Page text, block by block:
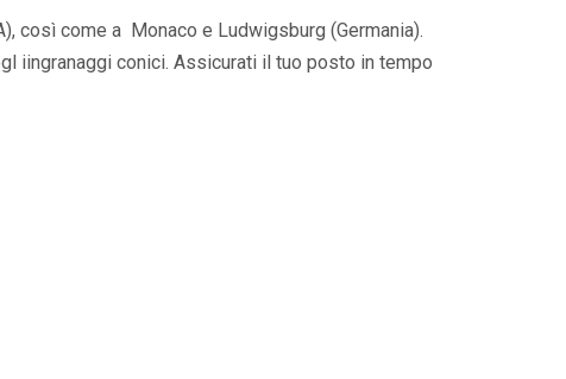
così come a Monaco e Ludwigsburg (Germania).
iingranaggi conici. Assicurati il tuo posto in tempo